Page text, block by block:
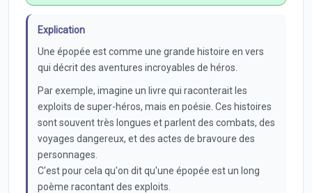
Explication
Une épopée est comme une grande histoire en vers
qui décrit des aventures incroyables de héros.
Par exemple, imagine un livre qui raconterait les
exploits de super-héros, mais en poésie. Ces histoires
sont souvent très longues et parlent des combats, des
voyages dangereux, et des actes de bravoure des
personnages.
C'est pour cela qu'on dit qu'une épopée est un long
poème racontant des exploits.